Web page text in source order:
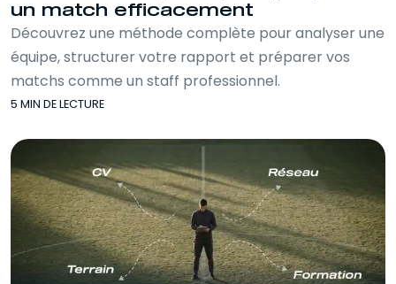
un match efficacement
Découvrez une méthode complète pour analyser une
équipe, structurer votre rapport et préparer vos
matchs comme un staff professionnel.
5 MIN DE LECTURE